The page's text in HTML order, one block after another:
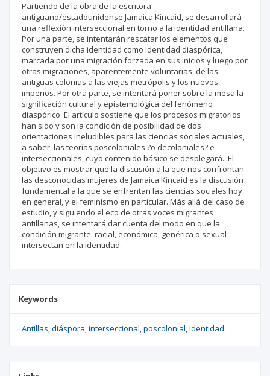
Partiendo de la obra de la escritora
antiguano/estadounidense Jamaica Kincaid, se desarrollará
una reflexión interseccional en torno a la identidad antillana.
Por una parte, se intentarán rescatar los elementos que
construyen dicha identidad como identidad diaspórica,
marcada por una migración forzada en sus inicios y luego por
otras migraciones, aparentemente voluntarias, de las
antiguas colonias a las viejas metrópolis y los nuevos
imperios. Por otra parte, se intentará poner sobre la mesa la
significación cultural y epistemológica del fenómeno
diaspórico. El artículo sostiene que los procesos migratorios
han sido y son la condición de posibilidad de dos
orientaciones ineludibles para las ciencias sociales actuales,
a saber, las teorías poscoloniales ?o decoloniales? e
interseccionales, cuyo contenido básico se desplegará. El
objetivo es mostrar que la discusión a la que nos confrontan
las desconocidas mujeres de Jamaica Kincaid es la discusión
fundamental a la que se enfrentan las ciencias sociales hoy
en general, y el feminismo en particular. Más allá del caso de
estudio, y siguiendo el eco de otras voces migrantes
antillanas, se intentará dar cuenta del modo en que la
condición migrante, racial, económica, genérica o sexual
intersectan en la identidad.
Keywords
Antillas diáspora interseccional poscolonial identidad